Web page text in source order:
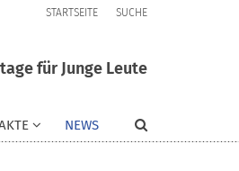
STARTSEITE SUCHE
für Junge Leute
NEWS